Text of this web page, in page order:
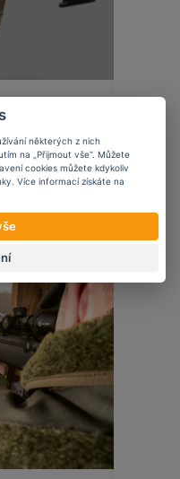
některých z nich
na „Přijmout vše“. Můžete
cookies můžete kdykoliv
Více informací získáte na